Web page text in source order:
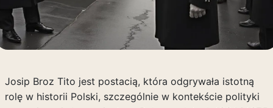
Josip Broz Tito jest postacią, która odgrywała istotną
rolę w historii Polski, szczególnie w kontekście polityki